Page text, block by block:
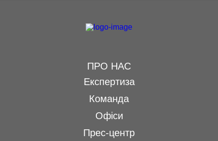
ПРО НАС
Експертиза
Команда
Офіси
Прес-центр